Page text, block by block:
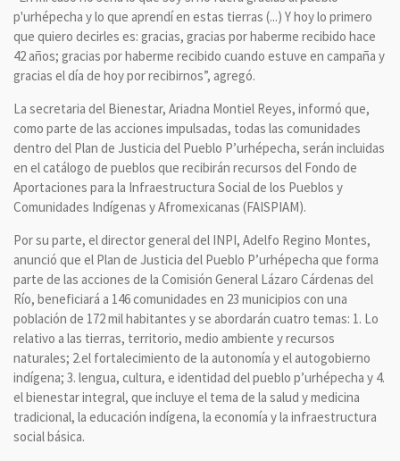
p'urhépecha y lo que aprendí en estas tierras (...) Y hoy lo primero
que quiero decirles es: gracias, gracias por haberme recibido hace
42 años; gracias por haberme recibido cuando estuve en campaña y
gracias el día de hoy por recibirnos”, agregó.
La secretaria del Bienestar, Ariadna Montiel Reyes, informó que,
como parte de las acciones impulsadas, todas las comunidades
dentro del Plan de Justicia del Pueblo P’urhépecha, serán incluidas
en el catálogo de pueblos que recibirán recursos del Fondo de
Aportaciones para la Infraestructura Social de los Pueblos y
Comunidades Indígenas y Afromexicanas (FAISPIAM).
Por su parte, el director general del INPI, Adelfo Regino Montes,
anunció que el Plan de Justicia del Pueblo P’urhépecha que forma
parte de las acciones de la Comisión General Lázaro Cárdenas del
Río, beneficiará a 146 comunidades en 23 municipios con una
población de 172 mil habitantes y se abordarán cuatro temas: 1. Lo
relativo a las tierras, territorio, medio ambiente y recursos
naturales; 2.el fortalecimiento de la autonomía y el autogobierno
indígena; 3. lengua, cultura, e identidad del pueblo p’urhépecha y 4.
el bienestar integral, que incluye el tema de la salud y medicina
tradicional, la educación indígena, la economía y la infraestructura
social básica.